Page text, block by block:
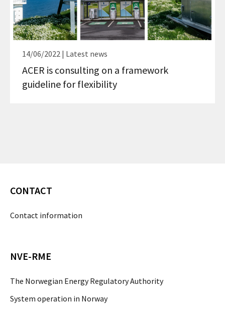
14/06/2022 | Latest news
ACER is consulting on a framework
guideline for flexibility
CONTACT
Contact information
NVE-RME
The Norwegian Energy Regulatory Authority
System operation in Norway